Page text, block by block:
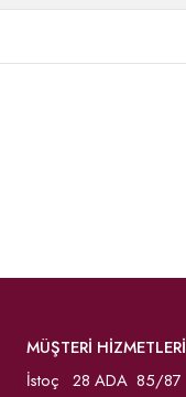
MÜŞTERİ HİZMETLERİ
İstoç 28 ADA 85/87